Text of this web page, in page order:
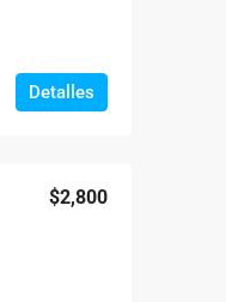
Detalles
$2,800